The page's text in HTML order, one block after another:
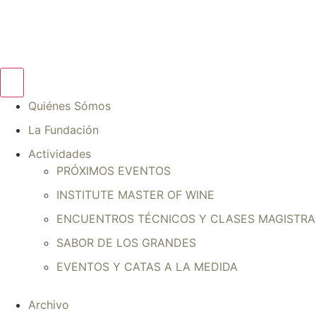
Quiénes Sómos
La Fundación
Actividades
PRÓXIMOS EVENTOS
INSTITUTE MASTER OF WINE
ENCUENTROS TÉCNICOS Y CLASES
SABOR DE LOS GRANDES
EVENTOS Y CATAS A LA MEDIDA
Archivo